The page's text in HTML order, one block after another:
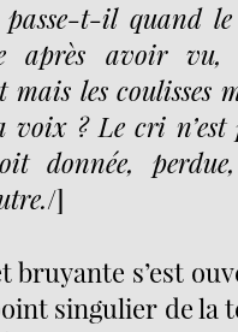
t-il quand
après avoir vu,
mais les coulisses
? Le cri n’est
donnée, perdue,
/]
bruyante s’est
singulier de la